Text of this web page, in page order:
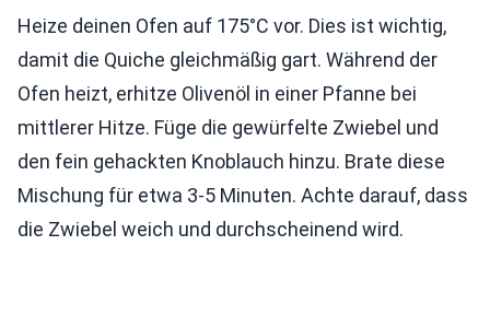
Heize deinen Ofen auf 175°C vor. Dies ist wichtig,
damit die Quiche gleichmäßig gart. Während der
Ofen heizt, erhitze Olivenöl in einer Pfanne bei
mittlerer Hitze. Füge die gewürfelte Zwiebel und
den fein gehackten Knoblauch hinzu. Brate diese
Mischung für etwa 3-5 Minuten. Achte darauf, dass
die Zwiebel weich und durchscheinend wird.